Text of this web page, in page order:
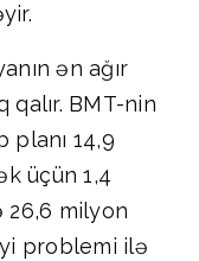
ən ağır
qalır. BMT-nin
planı 14,9
üçün 1,4
26,6 milyon
problemi ilə